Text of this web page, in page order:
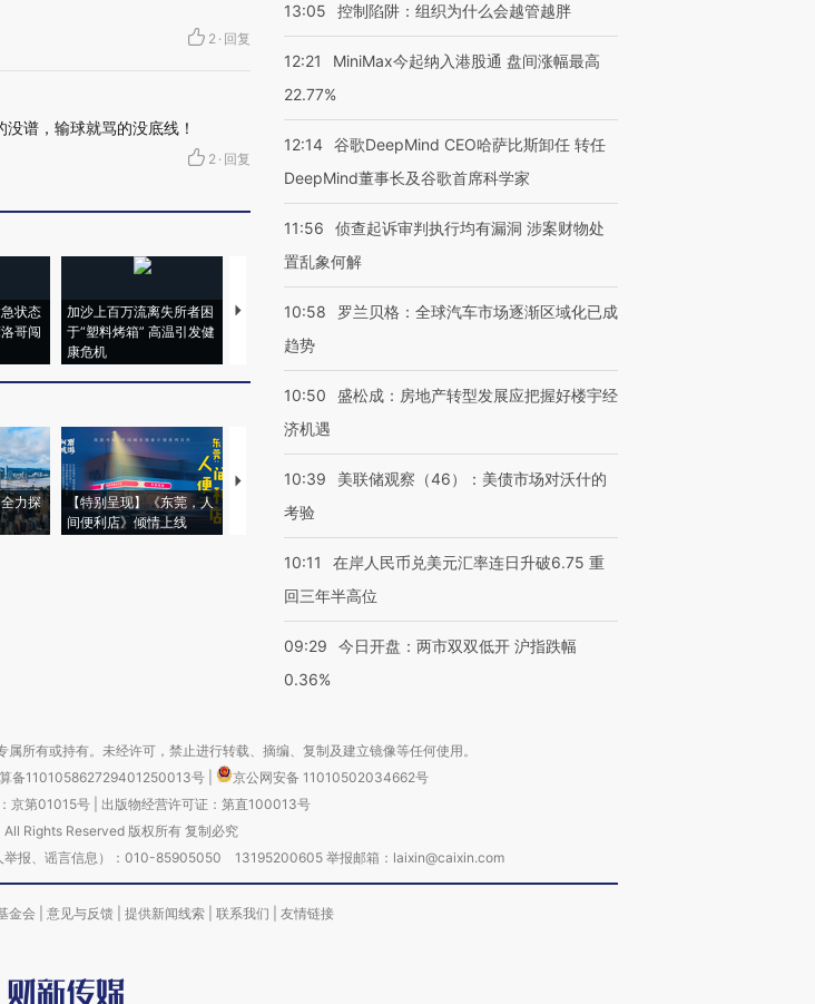
2 · 回复
谱，输球就骂的没底线！
2 · 回复
状态
哥闯
加沙上百万流离失所者困
于“塑料烤箱” 高温引发健
康危机
马航飞行员跨国走私7万
力探
【特别呈现】《东莞，人
间便利店》倾情上线
【推广】走进第四届链博
会，让数智科技“链”接产
【商旅对话】华住集团
13:05 控制陷阱：组织为什么会越管越胖
12:21
MiniMax今起纳入港股通 盘间涨幅最高
22.77%
12:14 谷歌DeepMind CEO哈萨比斯卸任 转任
DeepMind董事长及谷歌首席科学家
11:56
侦查起诉审判执行均有漏洞 涉案财物处
置乱象何解
10:58
罗兰贝格：全球汽车市场逐渐区域化已成
趋势
10:50
盛松成：房地产转型发展应把握好楼宇经
济机遇
10:39
美联储观察（46）：美债市场对沃什的
考验
10:11
在岸人民币兑美元汇率连日升破6.75 重
回三年半高位
09:29
今日开盘：两市双双低开 沪指跌幅
0.36%
所有或持有。未经许可，禁止进行转载、摘编、复制及建立镜像等任何使用。
备110105862729401250013号
京公网安备 11010502034662号
京第01015号| 出版物经营许可证：第直100013号
Rights Reserved 版权所有 复制必究
举报、谣言信息）：010-85905050 13195200605 举报邮箱：laixin@caixin.com
金会 意见与反馈 提供新闻线索 联系我们 友情链接